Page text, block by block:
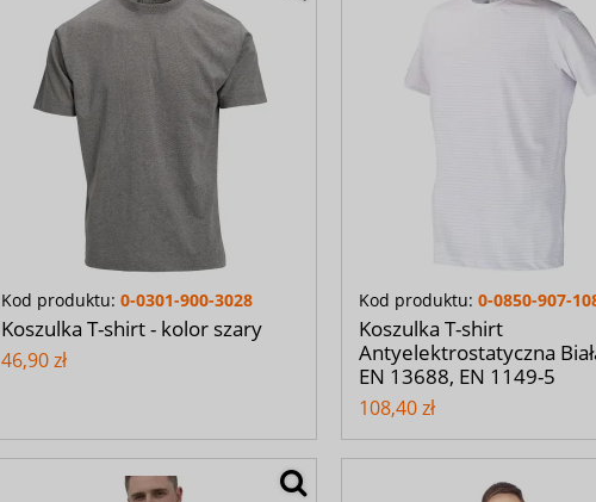
Kod produktu: 0-0301-900-3028
Koszulka T-shirt - kolor szary
46,90 zł
Kod produktu: 0-0850-907-
Koszulka T-shirt
Antyelektrostatyczna
EN 13688, EN 1149-5
108,40 zł